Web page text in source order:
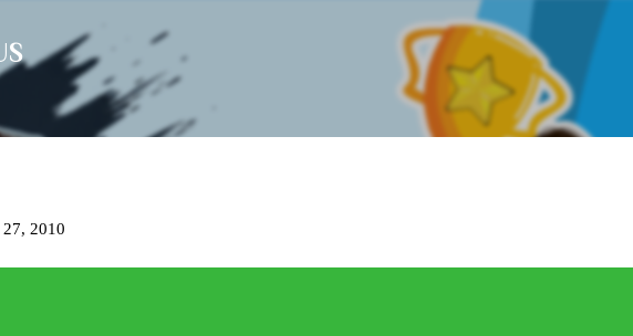
Langsung ke konten utama
2010